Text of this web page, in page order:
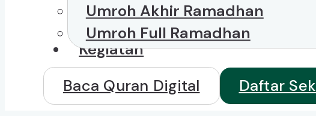
Umroh Akhir Ramadhan
Umroh Full Ramadhan
Kegiatan
Baca Quran Digital
Daftar